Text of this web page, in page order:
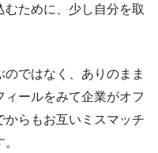
ために、少し自分を取
ではなく、ありのまま
ールをみて企業がオフ
からもお互いミスマッチ